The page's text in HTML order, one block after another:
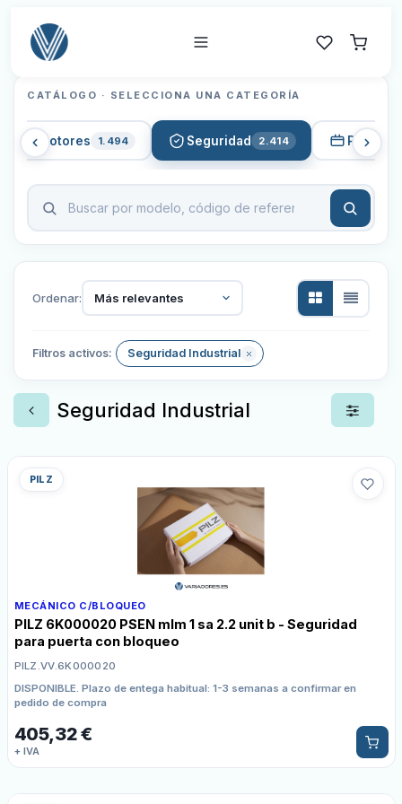
CATÁLOGO · SELECCIONA UNA CATEGORÍA
Servomotores 1.494 Seguridad 2.414 PLCs
Ordenar: Más relevantes
Filtros activos: Seguridad Industrial
Seguridad Industrial
PILZ
MECÁNICO C/BLOQUEO
PILZ 6K000020 PSEN mlm 1 sa 2.2 unit b - Seguridad
para puerta con bloqueo
PILZ.VV.6K000020
DISPONIBLE. Plazo de entega habitual: 1-3 semanas a confirmar en
pedido de compra
405,32€
+ IVA